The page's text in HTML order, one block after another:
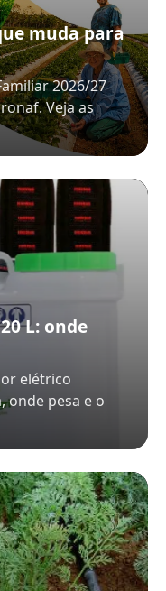
muda para
2026/27
Veja as
L: onde
elétrico
onde pesa e o